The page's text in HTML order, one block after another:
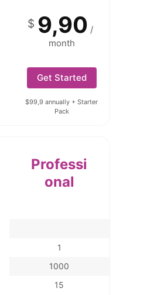
$ 9,90 /
month
Get Started
$99,9 annually + Starter
Pack
Professi
onal
1
1000
15